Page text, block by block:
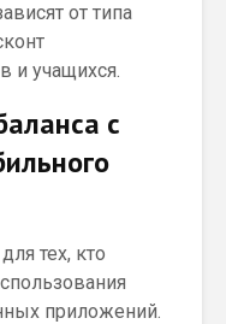
от типа
и учащихся.
с
тех, кто
приложений.